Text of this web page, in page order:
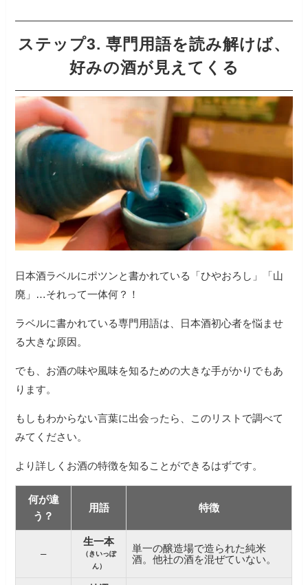
ステップ3. 専門用語を読み解けば、
好みの酒が見えてくる
日本酒ラベルにポツンと書かれている「ひやおろし」「山
廃」…それって一体何？！
ラベルに書かれている専門用語は、日本酒初心者を悩ませ
る大きな原因。
でも、お酒の味や風味を知るための大きな手がかりでもあ
ります。
もしもわからない言葉に出会ったら、このリストで調べて
みてください。
より詳しくお酒の特徴を知ることができるはずです。
何が違
う？
用語 特徴
–
生一本
（きいっぽ
ん）
単一の醸造場で造られた純米
酒。他社の酒を混ぜていない。